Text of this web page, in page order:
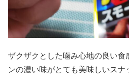
ザクザクとした噛み心地の良い食
ンの濃い味がとても美味しいスナ